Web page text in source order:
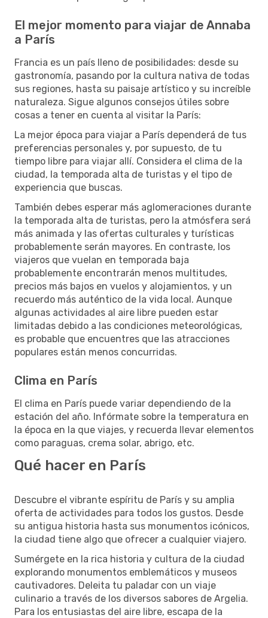
El mejor momento para viajar de Annaba
a París
Francia es un país lleno de posibilidades: desde su
gastronomía, pasando por la cultura nativa de todas
sus regiones, hasta su paisaje artístico y su increíble
naturaleza. Sigue algunos consejos útiles sobre
cosas a tener en cuenta al visitar la París:
La mejor época para viajar a París dependerá de tus
preferencias personales y, por supuesto, de tu
tiempo libre para viajar allí. Considera el clima de la
ciudad, la temporada alta de turistas y el tipo de
experiencia que buscas.
También debes esperar más aglomeraciones durante
la temporada alta de turistas, pero la atmósfera será
más animada y las ofertas culturales y turísticas
probablemente serán mayores. En contraste, los
viajeros que vuelan en temporada baja
probablemente encontrarán menos multitudes,
precios más bajos en vuelos y alojamientos, y un
recuerdo más auténtico de la vida local. Aunque
algunas actividades al aire libre pueden estar
limitadas debido a las condiciones meteorológicas,
es probable que encuentres que las atracciones
populares están menos concurridas.
Clima en París
El clima en París puede variar dependiendo de la
estación del año. Infórmate sobre la temperatura en
la época en la que viajes, y recuerda llevar elementos
como paraguas, crema solar, abrigo, etc.
Qué hacer en París
Descubre el vibrante espíritu de París y su amplia
oferta de actividades para todos los gustos. Desde
su antigua historia hasta sus monumentos icónicos,
la ciudad tiene algo que ofrecer a cualquier viajero.
Sumérgete en la rica historia y cultura de la ciudad
explorando monumentos emblemáticos y museos
cautivadores. Deleita tu paladar con un viaje
culinario a través de los diversos sabores de Argelia.
Para los entusiastas del aire libre, escapa de la